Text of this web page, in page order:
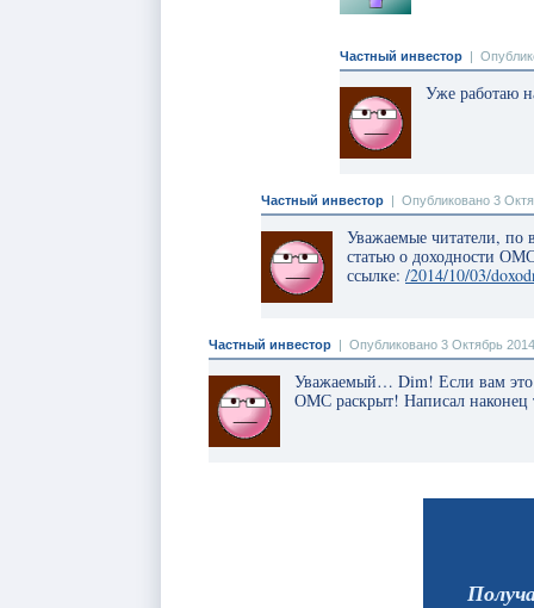
Частный инвестор
Уже работаю
Частный инвестор Опубликовано 3
Уважаемые читатели, по
статью о доходности
ссылке: /2014/10/03/
Частный инвестор Опубликовано 3 Октябрь
Уважаемый… Dim! Если вам это
ОМС раскрыт! Написал наконец